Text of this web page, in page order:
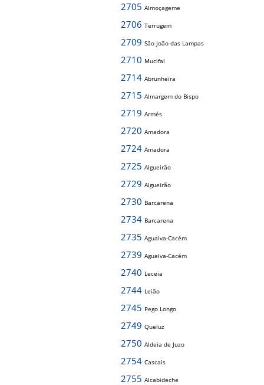
2705 Almoçageme
2706 Terrugem
2709 São João das Lampas
2710 Mucifal
2714 Abrunheira
2715 Almargem do Bispo
2719 Armés
2720 Amadora
2724 Amadora
2725 Algueirão
2729 Algueirão
2730 Barcarena
2734 Barcarena
2735 Agualva-Cacém
2739 Agualva-Cacém
2740 Leceia
2744 Leião
2745 Pego Longo
2749 Queluz
2750 Aldeia de Juzo
2754 Cascais
2755 Alcabideche